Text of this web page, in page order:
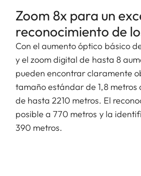
Zoom 8x para un
reconocimiento de
Con el aumento óptico básico
y el zoom digital de hasta 8
pueden encontrar claramente
tamaño estándar de 1,8 metros
de hasta 2210 metros. El
posible a 770 metros y la
390 metros.